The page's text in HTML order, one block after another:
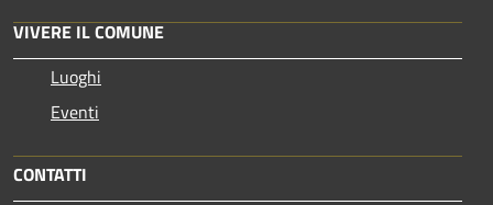
VIVERE IL COMUNE
Luoghi
Eventi
CONTATTI